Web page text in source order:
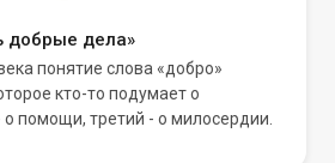
добрые дела»
понятие слова «добро»
кто-то подумает о
о помощи, третий - о милосердии.